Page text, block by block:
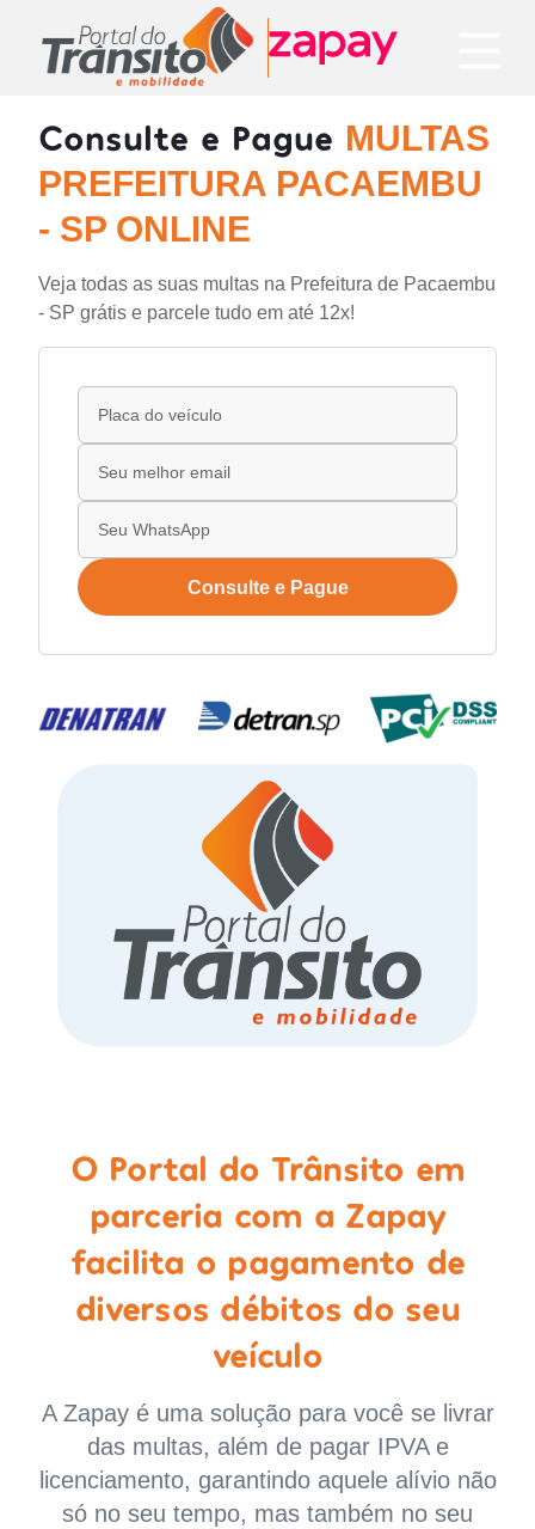
Consulte e Pague MULTAS
PREFEITURA PACAEMBU
- SP ONLINE
Veja todas as suas multas na Prefeitura de Pacaembu
- SP grátis e parcele tudo em até 12x!
Consulte e Pague
O Portal do Trânsito em
parceria com a Zapay
facilita o pagamento de
diversos débitos do seu
veículo
A Zapay é uma solução para você se livrar
das multas, além de pagar IPVA e
licenciamento, garantindo aquele alívio não
só no seu tempo, mas também no seu